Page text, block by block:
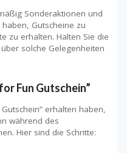
Sonderaktionen und
Gutscheine zu
zu erhalten. Halten Sie die
solche Gelegenheiten
Fun Gutschein”
erhalten haben,
während des
Hier sind die Schritte: